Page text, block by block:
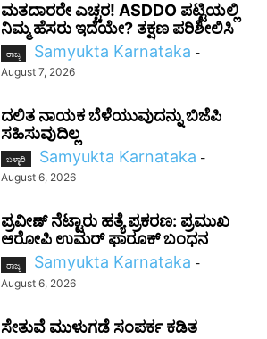
ಮತದಾರರೇ ಎಚ್ಚರ! ASDDO ಪಟ್ಟಿಯಲ್ಲಿ
ನಿಮ್ಮ ಹೆಸರು ಇದೆಯೇ? ತಕ್ಷಣ ಪರಿಶೀಲಿಸಿ
ರಾಜ್ಯ Samyukta Karnataka -
August 7, 2026
ದಲಿತ ನಾಯಕ ಬೆಳೆಯುವುದನ್ನು ಬಿಜೆಪಿ
ಸಹಿಸುವುದಿಲ್ಲ
ಬಳ್ಳಾರಿ Samyukta Karnataka -
August 6, 2026
ಪ್ರವೀಣ್ ನೆಟ್ಟಾರು ಹತ್ಯೆ ಪ್ರಕರಣ: ಪ್ರಮುಖ
ಆರೋಪಿ ಉಮರ್ ಫಾರೂಕ್ ಬಂಧನ
ರಾಜ್ಯ Samyukta Karnataka -
August 6, 2026
ಸೇತುವೆ ಮುಳುಗಡೆ ಸಂಪರ್ಕ ಕಡಿತ